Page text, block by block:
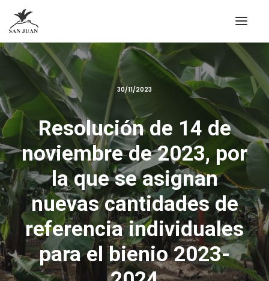
30/11/2023
Resolución de 14 de
noviembre de 2023, por
la que se asignan
nuevas cantidades de
referencia individuales
para el bienio 2023-